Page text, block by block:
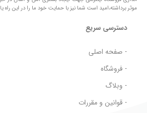
موثر برداشته،امید است شما نیز با حمایت خود ما را در این راه
دسترسی سریع
- صفحه اصلی
- فروشگاه
- وبلاگ
- قوانین و مقررات